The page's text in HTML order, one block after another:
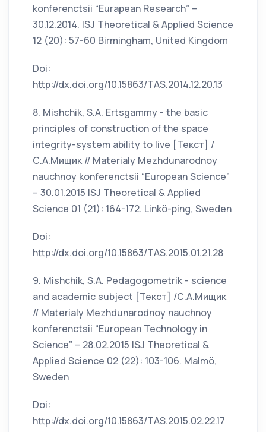
konferenctsii “Eurapean Research” –
30.12.2014. ISJ Theoretical & Applied Science
12 (20): 57-60 Birmingham, United Kingdom
Doi:
http://dx.doi.org/10.15863/TAS.2014.12.20.13
8. Mishchik, S.A. Ertsgammy - the basic
principles of construction of the space
integrity-system ability to live [Текст] /
С.А.Мищик // Materialy Mezhdunarodnoy
nauchnoy konferenctsii “European Science”
– 30.01.2015 ISJ Theoretical & Applied
Science 01 (21): 164-172. Linkö-ping, Sweden
Doi:
http://dx.doi.org/10.15863/TAS.2015.01.21.28
9. Mishchik, S.A. Pedagogometrik - science
and academic subject [Текст] /С.А.Мищик
// Materialy Mezhdunarodnoy nauchnoy
konferenctsii “European Technology in
Science” – 28.02.2015 ISJ Theoretical &
Applied Science 02 (22): 103-106. Malmö,
Sweden
Doi:
http://dx.doi.org/10.15863/TAS.2015.02.22.17